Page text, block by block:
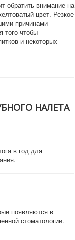
обратить внимание на
цвет. Резкое
причинами
того чтобы
и некоторых
НАЛЕТА
в год для
появляются в
стоматологии.